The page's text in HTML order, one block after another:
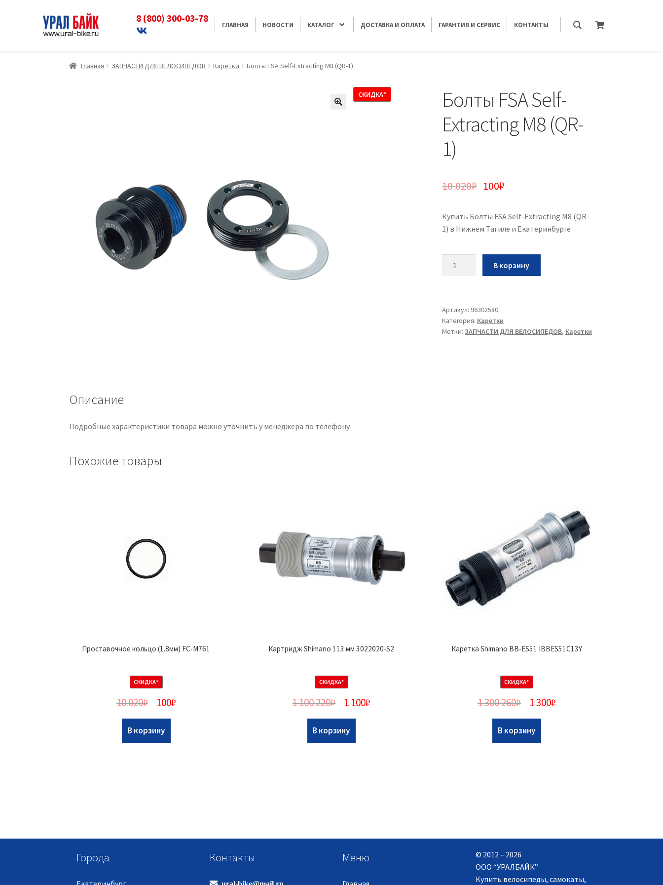
8 (800) 300-03-78
ГЛАВНАЯ НОВОСТИ КАТАЛОГ ДОСТАВКА И ОПЛАТА ГАРАНТИЯ И СЕРВИС КОНТАКТЫ
Перейти
к
Перейти
к
Главная ЗАПЧАСТИ ДЛЯ ВЕЛОСИПЕДОВ Каретки Болты FSA Self-Extracting M8 (QR-1)
СКИДКА*
Болты FSA Self-
Extracting M8 (QR-
1)
10 020₽ 100₽
Купить Болты FSA Self-Extracting M8 (QR-
1) в Нижнем Тагиле и Екатеринбурге
Extracting
M8
(QR-
В корзину
Артикул: 96302580
Категория: Каретки
Метки:ЗАПЧАСТИ ДЛЯ ВЕЛОСИПЕДОВ, Каретки
Описание
Подробные характеристики товара можно уточнить у менеджера по телефону
Похожие товары
Проставочное кольцо (1.8мм) FC-M761
СКИДКА*
10 020₽ 100₽
В корзину
Картридж Shimano 113 мм 3022020-S2
СКИДКА*
1 100 220₽ 1 100₽
В корзину
Каретка Shimano BB-ES51 IBBES51C13Y
СКИДКА*
1 300 260₽ 1 300₽
В корзину
Города Контакты Меню
© 2012 – 2026
ООО “УРАЛБАЙК”
Купить велосипеды, самокаты,